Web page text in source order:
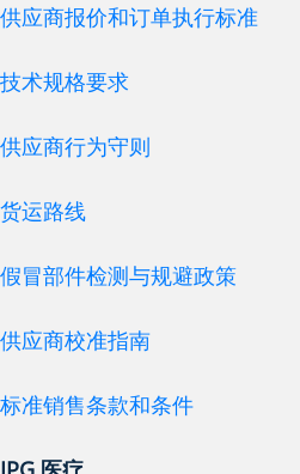
供应商报价和订单执行标准
技术规格要求
供应商行为守则
货运路线
假冒部件检测与规避政策
供应商校准指南
标准销售条款和条件